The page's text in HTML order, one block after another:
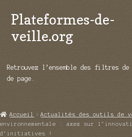
Aller
à
la
Aller
au
contenu
Plateformes-de-
veille.org
Répertoire d’ouitils
Démos vidéos
Retrouvez l’ensemble des filtres de
de page.
Accueil Actualités des outils de
environnementale : axez sur
d’initiatives !